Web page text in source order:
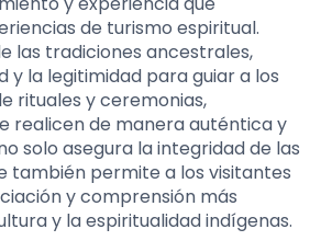
de turismo espiritual.
las tradiciones ancestrales,
y la legitimidad para guiar a los
rituales y ceremonias,
realicen de manera auténtica y
solo asegura la integridad de las
también permite a los visitantes
y comprensión más
y la espiritualidad indígenas.